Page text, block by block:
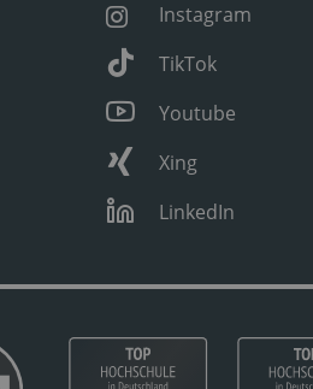
Instagram
TikTok
Youtube
Xing
LinkedIn